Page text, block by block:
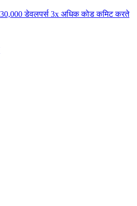
डेवलपर्स 3x अधिक कोड कमिट करते